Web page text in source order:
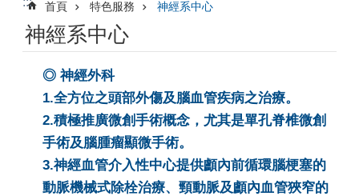
首頁 特色服務 神經系中心
神經系中心
◎ 神經外科
1.全方位之頭部外傷及腦血管疾病之治療。
2.積極推廣微創手術概念，尤其是單孔脊椎微創
手術及腦腫瘤顯微手術。
3.神經血管介入性中心提供顱內前循環腦梗塞的
動脈機械式除栓治療、頸動脈及顱內血管狹窄的